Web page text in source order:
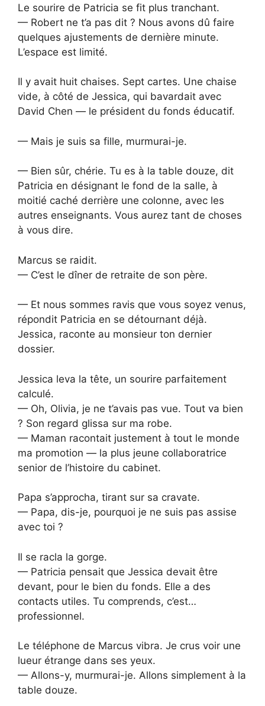
Le sourire de Patricia se fit plus tranchant.
— Robert ne t’a pas dit ? Nous avons dû faire
quelques ajustements de dernière minute.
L’espace est limité.
Il y avait huit chaises. Sept cartes. Une chaise
vide, à côté de Jessica, qui bavardait avec
David Chen — le président du fonds éducatif.
— Mais je suis sa fille, murmurai-je.
— Bien sûr, chérie. Tu es à la table douze, dit
Patricia en désignant le fond de la salle, à
moitié caché derrière une colonne, avec les
autres enseignants. Vous aurez tant de choses
à vous dire.
Marcus se raidit.
— C’est le dîner de retraite de son père.
— Et nous sommes ravis que vous soyez venus,
répondit Patricia en se détournant déjà.
Jessica, raconte au monsieur ton dernier
dossier.
Jessica leva la tête, un sourire parfaitement
calculé.
— Oh, Olivia, je ne t’avais pas vue. Tout va bien
? Son regard glissa sur ma robe.
— Maman racontait justement à tout le monde
ma promotion — la plus jeune collaboratrice
senior de l’histoire du cabinet.
Papa s’approcha, tirant sur sa cravate.
— Papa, dis-je, pourquoi je ne suis pas assise
avec toi ?
Il se racla la gorge.
— Patricia pensait que Jessica devait être
devant, pour le bien du fonds. Elle a des
contacts utiles. Tu comprends, c’est…
professionnel.
Le téléphone de Marcus vibra. Je crus voir une
lueur étrange dans ses yeux.
— Allons-y, murmurai-je. Allons simplement à la
table douze.